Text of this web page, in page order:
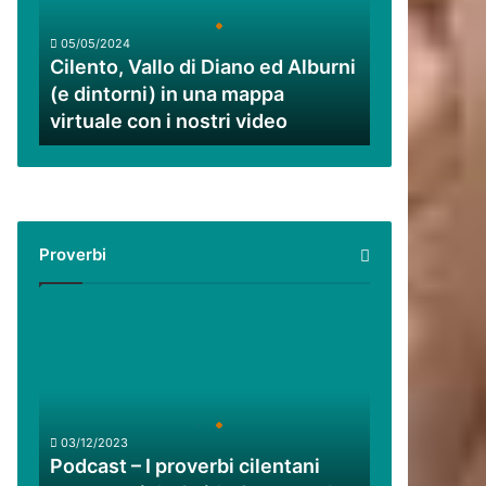
(e
dintorni)
una
mappa
virtuale
video
05/05/2024
Cilento, Vallo di Diano ed Alburni
(e dintorni) in una mappa
virtuale con i nostri video
Proverbi
da
Guido
03/12/2023
Podcast – I proverbi cilentani